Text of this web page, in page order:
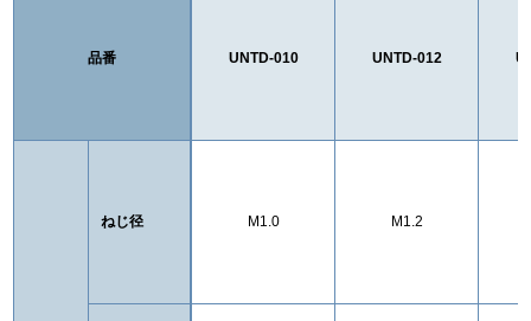
品番
ねじ径
UNTD-010 UNTD-012
M1.0 M1.2